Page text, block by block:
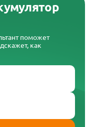
поможет
как